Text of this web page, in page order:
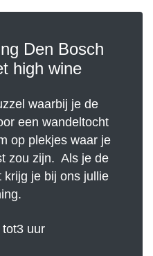
Den Bosch
high wine
waarbij je de
een wandeltocht
op plekjes waar je
zou zijn. Als je de
krijg je bij ons jullie
uur